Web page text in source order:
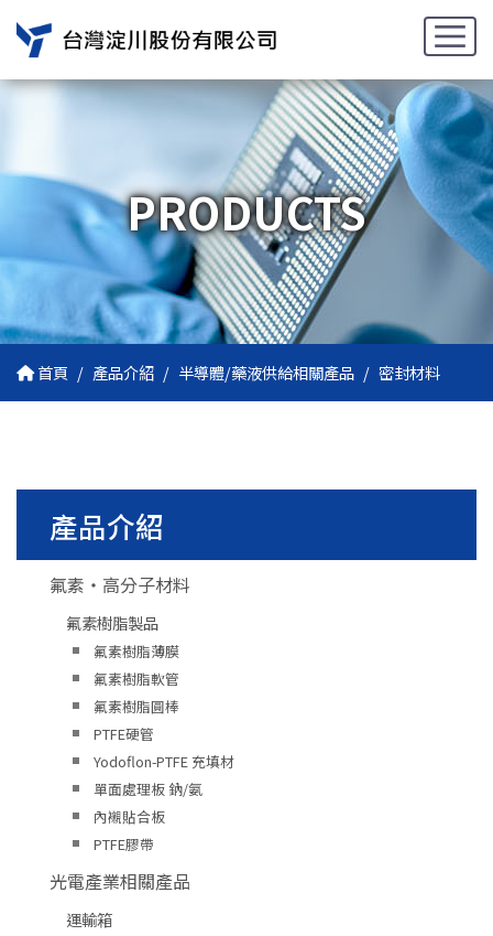
PRODUCTS
首頁 產品介紹 半導體/藥液供給相關產品 密封材料
產品介紹
氟素・高分子材料
氟素樹脂製品
氟素樹脂薄膜
氟素樹脂軟管
氟素樹脂圓棒
PTFE硬管
Yodoflon-PTFE 充填材
單面處理板 鈉/氨
內襯貼合板
PTFE膠帶
光電產業相關產品
運輸箱